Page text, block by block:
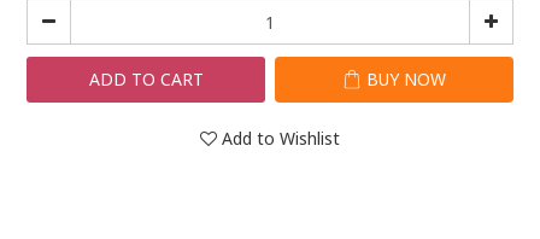
ADD TO CART BUY NOW
Add to Wishlist